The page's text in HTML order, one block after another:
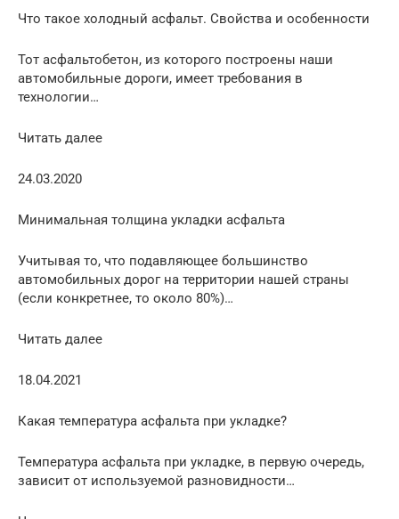
Что такое холодный асфальт. Свойства и особенности
Тот асфальтобетон, из которого построены наши
автомобильные дороги, имеет требования в
технологии…
Читать далее
24.03.2020
Минимальная толщина укладки асфальта
Учитывая то, что подавляющее большинство
автомобильных дорог на территории нашей страны
(если конкретнее, то около 80%)…
Читать далее
18.04.2021
Какая температура асфальта при укладке?
Температура асфальта при укладке, в первую очередь,
зависит от используемой разновидности…